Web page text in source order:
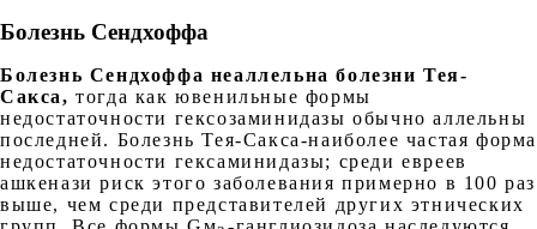
Болезнь Сендхоффа
Болезнь Сендхоффа неаллельна болезни Тея-
Сакса, тогда как ювенильные формы
недостаточности гексозаминидазы обычно аллельны
последней. Болезнь Тея-Сакса-наиболее частая форма
недостаточности гексаминидазы; среди евреев
ашкенази риск этого заболевания примерно в 100 раз
выше, чем среди представителей других этнических